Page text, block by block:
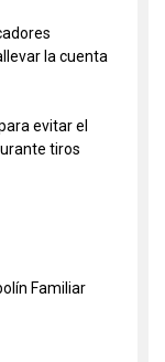
la cuenta
evitar el
tiros
Familiar